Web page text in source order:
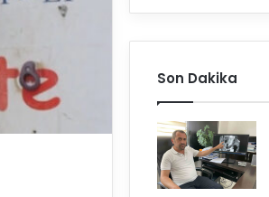
Son Dakika